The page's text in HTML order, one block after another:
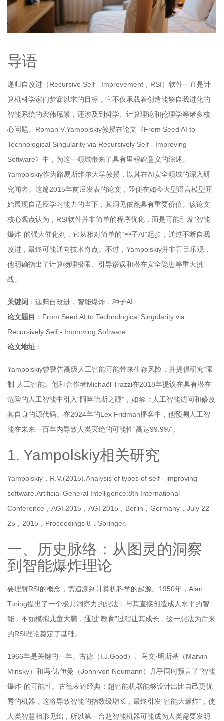
导语
递归自改进（Recursive Self - Improvement，RSI）软件一直是计
算机科学家们梦寐以求的目标，它不仅承载着创造能够自我进化的
智能系统的宏伟愿景，还涉及到哲学、计算理论和伦理学等诸多核
心问题。Roman V.Yampolskiy教授在论文《From Seed AI to
Technological Singularity via Recursively Self - Improving
Software》中，为这一领域带来了具有里程碑意义的综述。
Yampolskiy作为路易斯维尔大学教授，以其在AI安全领域的深入研
究闻名。这篇2015年前后发表的论文，即便在如今大型语言模型开
始展现自适应学习能力的当下，其洞见依然具有重要价值。该论文
核心观点认为，RSI软件并非简单的程序优化，而是可能引发“智能
爆炸”的强大催化剂，它从相对简单的“种子AI”起步，通过不断自我
改进，最终可能通向技术奇点。不过，Yampolskiy并非盲目乐观，
他明确指出了计算物理极限、引导谬误和潜在安全隐患等重大挑
战。
关键词 ：递归自改进，智能爆炸，种子AI
论文题目 ：From Seed AI to Technological Singularity via
Recursively Self - Improving Software
论文地址 ：
Yampolskiy曾警告高级人工智能可能带来生存风险，并提倡研究“限
制”人工智能。他和合作者Michaël Trazzi在2018年提议在具有潜在
危险的人工智能中引入“阿喀琉斯之踵”，如禁止人工智能访问和修改
其自身的源代码。在2024年的Lex Fridman播客中，他预测人工智
能在未来一百年内导致人类灭绝的可能性“高达99.9%”。
1. Yampolskiy相关研究
Yampolskiy，R.V.(2015).Analysis of types of self - improving
software.Artificial General Intelligence:8th International
Conference，AGI 2015，AGI 2015，Berlin，Germany，July 22–
25，2015，Proceedings 8，Springer.
一、历史脉络：从图灵的洞察
到智能爆炸理论
要理解RSI的概念，需追溯到计算机科学的起源。1950年，Alan
Turing提出了一个极具洞察力的想法：与其直接创造成人水平的智
能，不如模拟儿童大脑，通过“教育”过程让其成长，这一想法为后来
的RSI理论奠定了基础。
1966年是关键的一年。古德（I.J.Good）、马文·明斯基（Marvin
Minsky）和冯·诺伊曼（John von Neumann）几乎同时预言了“智能
爆炸”的可能性。古德表述经典：超智能机器能够设计出比自己更优
秀的机器，这将导致智能的指数级增长，最终引发“智能大爆炸”，使
人类智慧相形见绌，所以第一台超智能机器可能成为人类需要发明